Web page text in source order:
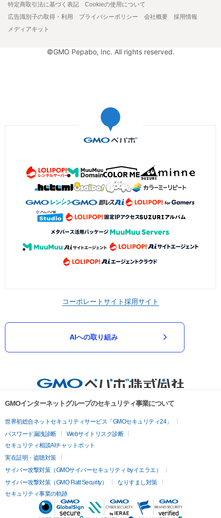
特定商取引法に基づく表記
Cookieの使用について
広告識別子の取得・利用
プライバシーポリシー 会社概要
採用情報
メディアキット
©GMO Pepabo, Inc. All rights reserved.
コーポレートサイト採用サイト
AIへの取り組み
GMOインターネットグループのセキュリティ事業について
世界初総合ネットセキュリティサービス「GMOセキュリティ24」
パスワード漏洩診断
Webサイトリスク診断
セキュリティ相談AIチャットボット
実在証明・盗聴対策
サイバー攻撃対策（GMOサイバーセキュリティ byイエラエ）
サイバー攻撃対策（GMO Flatt Security）
なりすまし対策
セキュリティ事業の軌跡